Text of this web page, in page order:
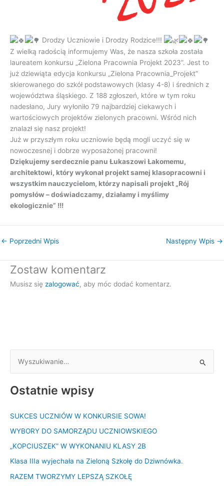
Drodzy Uczniowie i Drodzy Rodzice!!!
Z wielką radością informujemy Was, że nasza szkoła została
laureatem konkursu „Zielona Pracownia Projekt 2023”. Jest to
już dziewiąta edycja konkursu „Zielona Pracownia_Projekt”
skierowanego do szkół podstawowych (klasy 4-8) i średnich z
województwa śląskiego. Z 188 zgłoszeń, które w tym roku
nadesłano, Jury wyłoniło 79 najbardziej ciekawych i
wartościowych projektów zielonych pracowni. Wśród nich
znalazł się nasz projekt!
Już w przyszłym roku uczniowie będą mogli uczyć się w
nowoczesnej i dobrze wyposażonej pracowni!
Dziękujemy serdecznie panu Łukaszowi Łakomemu,
architektowi, który wykonał projekt samej klasopracowni i
wszystkim nauczycielom, którzy napisali projekt „Rój
pomysłów – doświadczamy, działamy i myślimy
ekologicznie” !!!
← Poprzedni Wpis Następny Wpis →
Zostaw komentarz
Musisz się zalogować, aby móc dodać komentarz.
u
a
j
d
l
Ostatnie wpisy
SUKCES UCZNIÓW W KONKURSIE SOWA!
WYBORY DO SAMORZĄDU UCZNIOWSKIEGO
„KOPCIUSZEK” W WYKONANIU KLASY 2B
Klasa IIIa wyjechała na Zieloną Szkołę do Dziwnówka.
RAZEM TWORZYMY LEPSZĄ SZKOŁĘ